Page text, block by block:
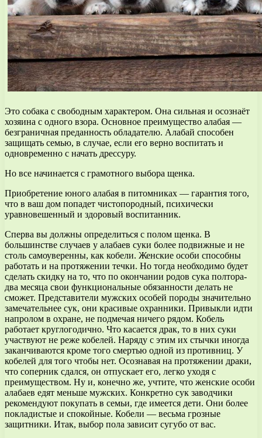
Это собака с свободным характером. Она сильная и осознаёт
хозяина с одного взора. Основное преимущество алабая —
безграничная преданность обладателю. Алабай способен
защищать семью, в случае, если его верно воспитать и
одновременно с начать дрессуру.
Но все начинается с грамотного выбора щенка.
Приобретение юного алабая в питомниках — гарантия того,
что в ваш дом попадет чистопородный, психически
уравновешенный и здоровый воспитанник.
Сперва вы должны определиться с полом щенка. В
большинстве случаев у алабаев суки более подвижные и не
столь самоуверенны, как кобели. Женские особи способны
работать и на протяжении течки. Но тогда необходимо будет
сделать скидку на то, что по окончании родов сука полтора-
два месяца свои функциональные обязанности делать не
сможет. Представители мужских особей породы значительно
замечательнее сук, они красивые охранники. Привыкли идти
напролом в охране, не подмечая ничего рядом. Кобель
работает круглогодично. Что касается драк, то в них суки
участвуют не реже кобелей. Наряду с этим их стычки иногда
заканчиваются кроме того смертью одной из противниц. У
кобелей для того чтобы нет. Осознавая на протяжении драки,
что соперник сдался, он отпускает его, легко уходя с
преимуществом. Ну и, конечно же, учтите, что женские особи
алабаев едят меньше мужских. Конкретно сук заводчики
рекомендуют покупать в семьи, где имеется дети. Они более
покладистые и спокойные. Кобели — весьма грозные
защитники. Итак, выбор пола зависит сугубо от вас.